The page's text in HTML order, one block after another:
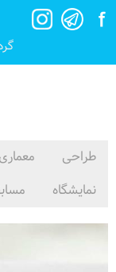
طراحی معماری
نمایشگاه